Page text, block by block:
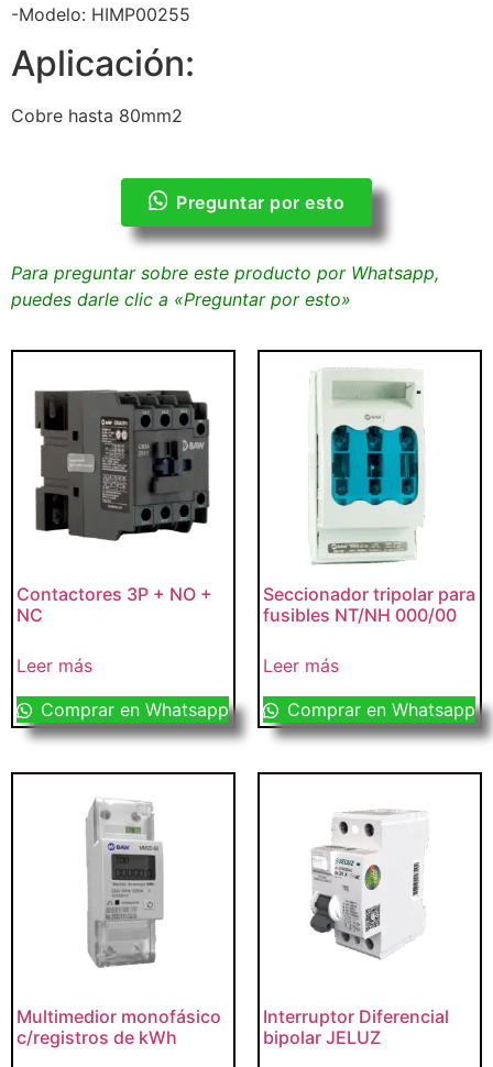
-Modelo: HIMP00255
Aplicación:
Cobre hasta 80mm2
Preguntar por esto
Para preguntar sobre este producto por Whatsapp,
puedes darle clic a «Preguntar por esto»
Contactores 3P + NO +
NC
Leer más
Comprar en Whatsapp
Seccionador tripolar para
fusibles NT/NH 000/00
Leer más
Comprar en Whatsapp
Multimedior monofásico
c/registros de kWh
Interruptor Diferencial
bipolar JELUZ